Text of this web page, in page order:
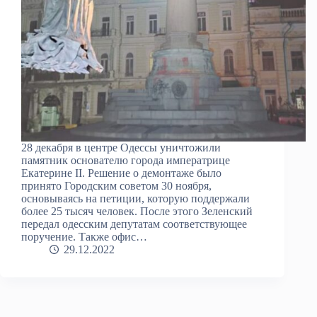
28 декабря в центре Одессы уничтожили
памятник основателю города императрице
Екатерине ІІ. Решение о демонтаже было
принято Городским советом 30 ноября,
основываясь на петиции, которую поддержали
более 25 тысяч человек. После этого Зеленский
передал одесским депутатам соответствующее
поручение. Также офис…
29.12.2022